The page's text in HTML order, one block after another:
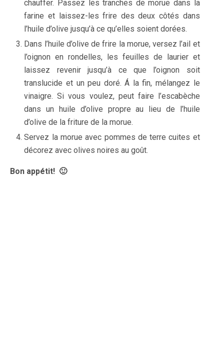
chauffer. Passez les tranches de morue dans la
farine et laissez-les frire des deux côtés dans
l’huile d’olive jusqu’à ce qu’elles soient dorées.
Dans l’huile d’olive de frire la morue, versez l’ail et
l’oignon en rondelles, les feuilles de laurier et
laissez revenir jusqu’à ce que l’oignon soit
translucide et un peu doré. Á la fin, mélangez le
vinaigre. Si vous voulez, peut faire l’escabèche
dans un huile d’olive propre au lieu de l’huile
d’olive de la friture de la morue.
Servez la morue avec pommes de terre cuites et
décorez avec olives noires au goût.
Bon appétit! 🙂